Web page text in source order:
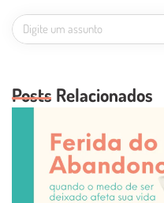
Posts Relacionados